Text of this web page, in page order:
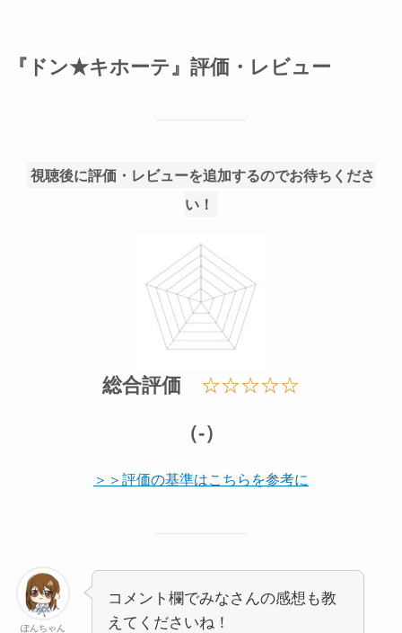
『ドン★キホーテ』評価・レビュー
視聴後に評価・レビューを追加するのでお待ちくださ
い！
総合評価 ☆☆☆☆☆
（-）
＞＞評価の基準はこちらを参考に
ぽんちゃん
コメント欄でみなさんの感想も教
えてくださいね！